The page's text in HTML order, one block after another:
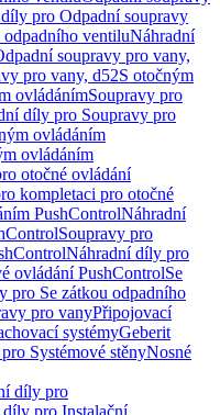
pro Odpadní soupravy
ventiluNáhradní
soupravy pro vany,
pro vany, d52S otočným
ovládánímSoupravy pro
díly pro Soupravy pro
ovládáním
ovládáním
otočné ovládání
kompletaci pro otočné
PushControlNáhradní
Soupravy pro
Náhradní díly pro
ovládání PushControlSe
pro Se zátkou odpadního
pro vanyPřipojovací
systémyGeberit
Systémové stěnyNosné
díly pro
pro Instalační